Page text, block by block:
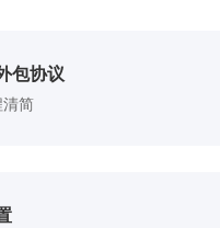
包协议
清简